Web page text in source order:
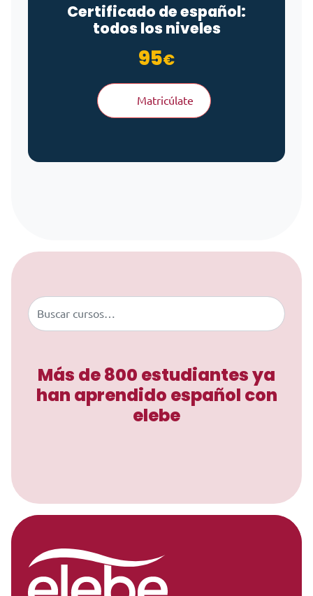
Certificado de español:
todos los niveles
95€
Matricúlate
Saltar al contenido
Buscar
Más de 800 estudiantes ya
han aprendido español con
elebe